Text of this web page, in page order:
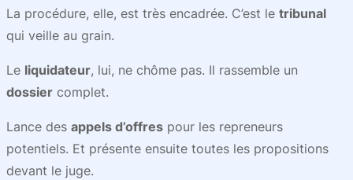
La procédure, elle, est très encadrée. C’est le tribunal
qui veille au grain.
Le liquidateur, lui, ne chôme pas. Il rassemble un
dossier complet.
Lance des appels d’offres pour les repreneurs
potentiels. Et présente ensuite toutes les propositions
devant le juge.